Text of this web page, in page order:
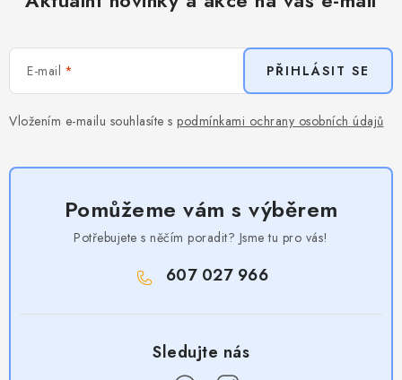
E-mail
Vložením e-mailu souhlasíte s podmínkami ochrany osobních údajů
PŘIHLÁSIT SE
Pomůžeme vám s výběrem
Potřebujete s něčím poradit? Jsme tu pro vás!
607 027 966